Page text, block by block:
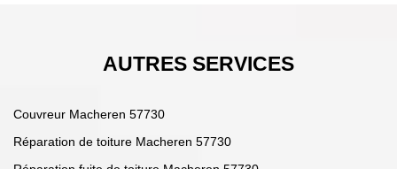
AUTRES SERVICES
Couvreur Macheren 57730
Réparation de toiture Macheren 57730